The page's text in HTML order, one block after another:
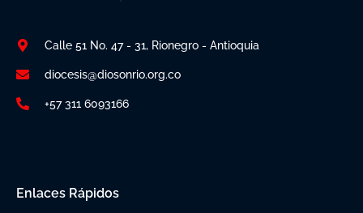
Calle 51 No. 47 - 31, Rionegro - Antioquia
diocesis@diosonrio.org.co
+57 311 6093166
Enlaces Rápidos